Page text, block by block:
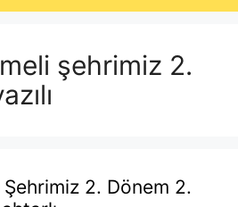
şehrimiz 2.
Şehrimiz 2. Dönem 2.